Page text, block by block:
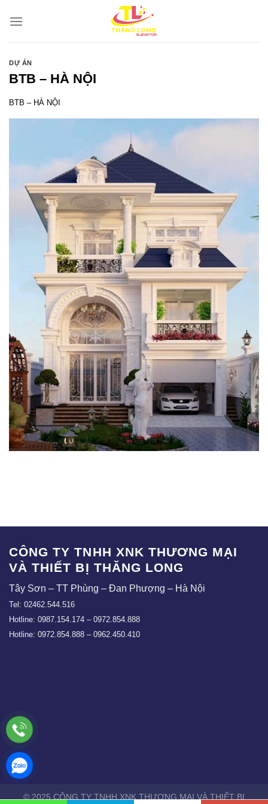
qua
DỰ ÁN
BTB – HÀ NỘI
BTB – HÀ NỘI
CÔNG TY TNHH XNK THƯƠNG MẠI
VÀ THIẾT BỊ THĂNG LONG
Tây Sơn – TT Phùng – Đan Phượng – Hà Nội
Tel: 02462.544.516
Hotline: 0987.154.174 – 0972.854.888
Hotline: 0972.854.888 – 0962.450.410
© 2025 CÔNG TY TNHH XNK THƯƠNG MẠI VÀ THIẾT BỊ